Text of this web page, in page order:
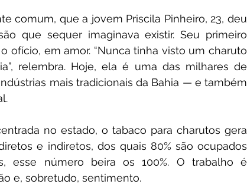
comum, que a jovem Priscila Pinheiro, 23, deu
que sequer imaginava existir. Seu primeiro
ofício, em amor. “Nunca tinha visto um charuto
relembra. Hoje, ela é uma das milhares de
mais tradicionais da Bahia — e também
no estado, o tabaco para charutos gera
e indiretos, dos quais 80% são ocupados
esse número beira os 100%. O trabalho é
e, sobretudo, sentimento.